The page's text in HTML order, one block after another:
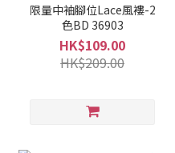
限量中袖腳位Lace風褸-2
色BD 36903
HK$109.00
HK$209.00